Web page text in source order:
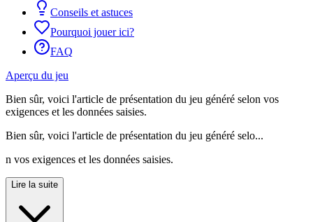
Conseils et astuces
Pourquoi jouer ici?
FAQ
Aperçu du jeu
Bien sûr, voici l'article de présentation du jeu généré selon vos
exigences et les données saisies.
Bien sûr, voici l'article de présentation du jeu généré selo...
n vos exigences et les données saisies.
Lire la suite